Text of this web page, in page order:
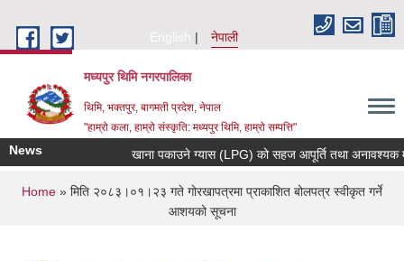
English
नेपाली
मध्यपुर थिमि नगरपालिका
थिमि, भक्तपुर, बागमती प्रदेश, नेपाल
"हाम्रो कला, हाम्रो संस्कृति: मध्यपुर थिमि, हाम्रो सम्पत्ति"
News खाना पकाउने ग्यास (LPG) को सहज आपूर्ति तथा अनावश्यक
You are here
Home » मिति २०८३।०१।२३ गते गोरखापत्रमा प्राकाशित बोलपत्र स्वीकृत गर्ने
आशयको सूचना